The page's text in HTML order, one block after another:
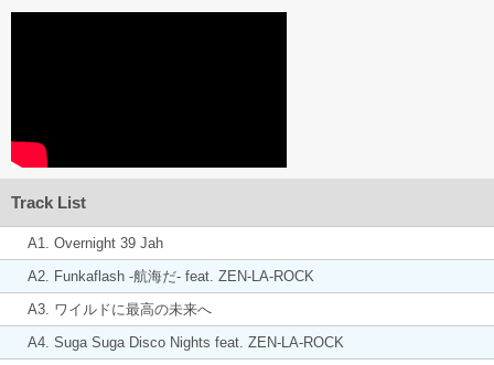
Track List
A1. Overnight 39 Jah
A2. Funkaflash -航海だ- feat. ZEN-LA-ROCK
A3. ワイルドに最高の未来へ
A4. Suga Suga Disco Nights feat. ZEN-LA-ROCK